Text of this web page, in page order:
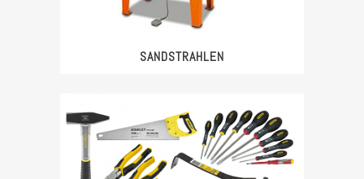
SANDSTRAHLEN